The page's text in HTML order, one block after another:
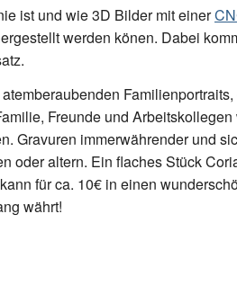
ist und wie 3D Bilder mit einer
werden könen. Dabei
Freunde und
Gravuren immerwährender und
oder altern. Ein flaches Stück
für ca. 10€ in einen
währt!